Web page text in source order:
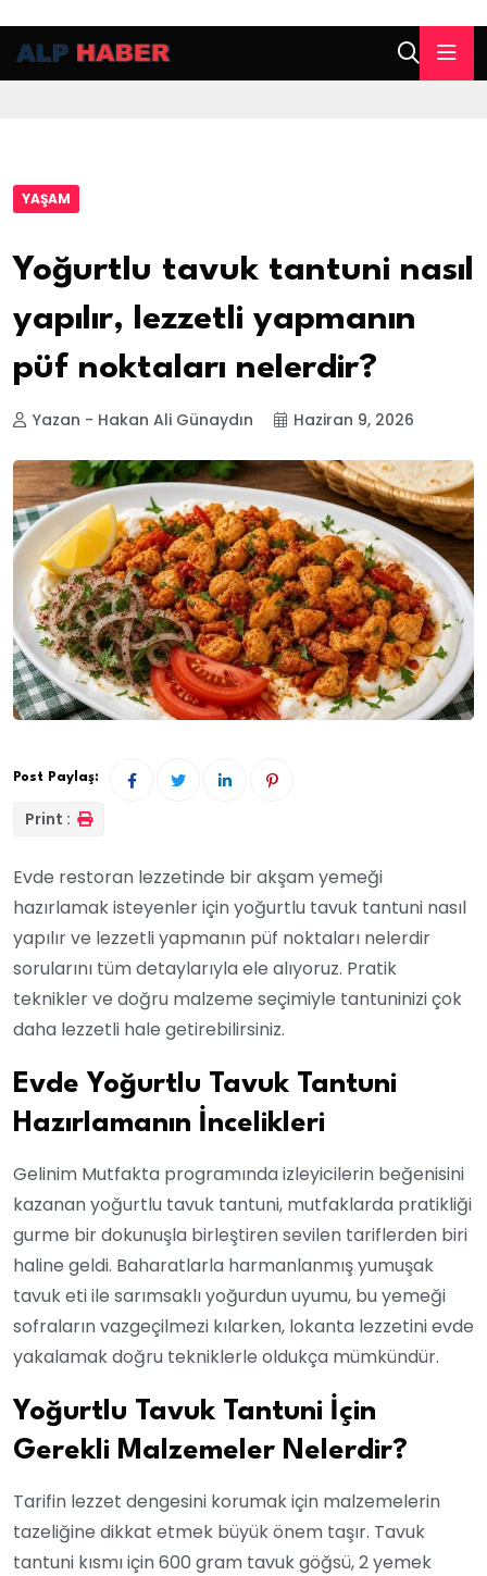
YAŞAM
Yoğurtlu tavuk tantuni nasıl
yapılır, lezzetli yapmanın
püf noktaları nelerdir?
Yazan - Hakan Ali Günaydın Haziran 9, 2026
Post Paylaş:
Print :
Evde restoran lezzetinde bir akşam yemeği
hazırlamak isteyenler için yoğurtlu tavuk tantuni nasıl
yapılır ve lezzetli yapmanın püf noktaları nelerdir
sorularını tüm detaylarıyla ele alıyoruz. Pratik
teknikler ve doğru malzeme seçimiyle tantuninizi çok
daha lezzetli hale getirebilirsiniz.
Evde Yoğurtlu Tavuk Tantuni
Hazırlamanın İncelikleri
Gelinim Mutfakta programında izleyicilerin beğenisini
kazanan yoğurtlu tavuk tantuni, mutfaklarda pratikliği
gurme bir dokunuşla birleştiren sevilen tariflerden biri
haline geldi. Baharatlarla harmanlanmış yumuşak
tavuk eti ile sarımsaklı yoğurdun uyumu, bu yemeği
sofraların vazgeçilmezi kılarken, lokanta lezzetini evde
yakalamak doğru tekniklerle oldukça mümkündür.
Yoğurtlu Tavuk Tantuni İçin
Gerekli Malzemeler Nelerdir?
Tarifin lezzet dengesini korumak için malzemelerin
tazeliğine dikkat etmek büyük önem taşır. Tavuk
tantuni kısmı için 600 gram tavuk göğsü, 2 yemek